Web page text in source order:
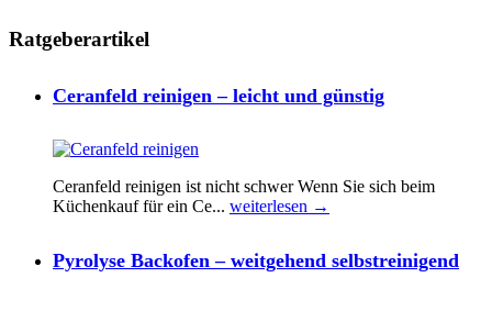
Ratgeberartikel
Ceranfeld reinigen – leicht und günstig
Ceranfeld reinigen ist nicht schwer Wenn Sie sich beim
Küchenkauf für ein Ce... weiterlesen →
Pyrolyse Backofen – weitgehend selbstreinigend